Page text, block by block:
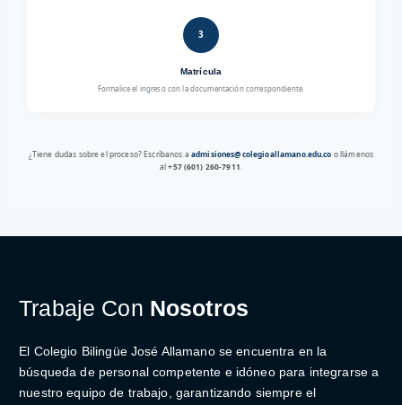
3
Matrícula
Formalice el ingreso con la documentación correspondiente.
¿Tiene dudas sobre el proceso? Escríbanos a admisiones@colegioallamano.edu.co o llámenos
al+57 (601) 260-7911.
Trabaje Con Nosotros
El Colegio Bilingüe José Allamano se encuentra en la
búsqueda de personal competente e idóneo para integrarse a
nuestro equipo de trabajo, garantizando siempre el